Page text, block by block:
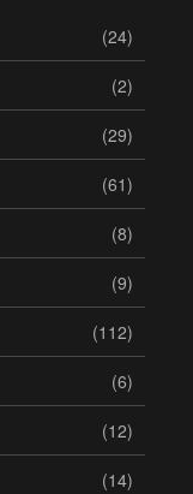
(24)
(2)
(29)
(61)
(8)
(9)
(112)
(6)
(12)
(14)